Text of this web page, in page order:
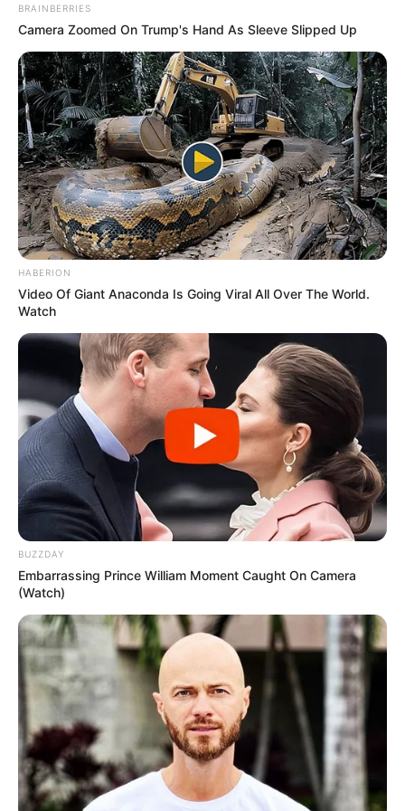
У селі на Закарпатті жінки
взялися засипати джерело, з
якого люди набирали питну
воду: що сталося? (фото,
відео)
07.08.2026
ГАРЯЧI ПОДІЇ
До $20 тисяч за «списання»: на
Закарпатті розслідують схему з
військовозобов’язаними —
підозри отримали екскерівники
Мукачівського ТЦК
07.08.2026
info@groza-news.info
КАТЕГОРІЇ
Без рубрики
Гарячi
Культура
Нам пишуть
Партнерські матеріали
BRAINBERRIES
Camera Zoomed On Trump's Hand As Sleeve Slipped Up
HABERION
Video Of Giant Anaconda Is Going Viral All Over The World.
Watch
BUZZDAY
Embarrassing Prince William Moment Caught On Camera
(Watch)